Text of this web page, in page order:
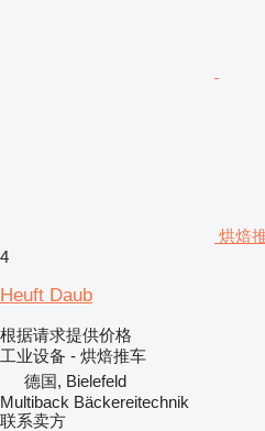
烘焙
4
Heuft Daub
根据请求提供价格
工业设备 - 烘焙推车
德国, Bielefeld
Multiback Bäckereitechnik
联系卖方